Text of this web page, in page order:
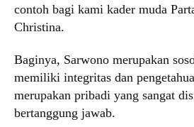
contoh bagi kami kader muda
Christina.
Baginya, Sarwono merupakan
memiliki integritas dan
merupakan pribadi yang sangat
bertanggung jawab.